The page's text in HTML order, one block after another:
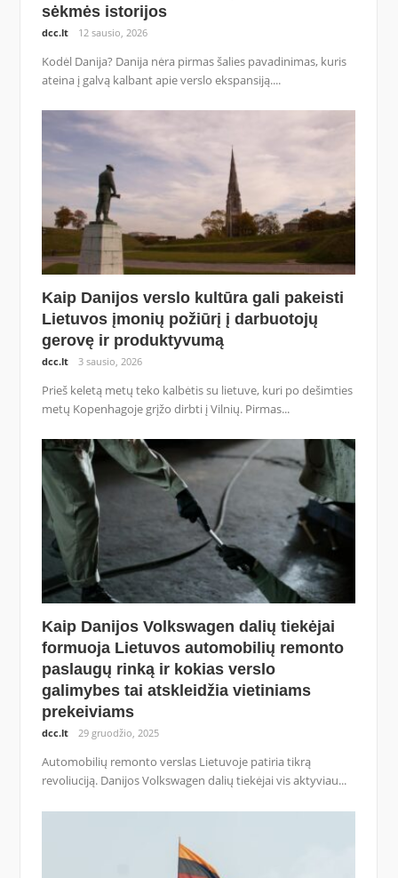
sėkmės istorijos
dcc.lt 12 sausio, 2026
Kodėl Danija? Danija nėra pirmas šalies pavadinimas, kuris
ateina į galvą kalbant apie verslo ekspansiją....
Kaip Danijos verslo kultūra gali pakeisti
Lietuvos įmonių požiūrį į darbuotojų
gerovę ir produktyvumą
dcc.lt 3 sausio, 2026
Prieš keletą metų teko kalbėtis su lietuve, kuri po dešimties
metų Kopenhagoje grįžo dirbti į Vilnių. Pirmas...
Kaip Danijos Volkswagen dalių tiekėjai
formuoja Lietuvos automobilių remonto
paslaugų rinką ir kokias verslo
galimybes tai atskleidžia vietiniams
prekeiviams
dcc.lt 29 gruodžio, 2025
Automobilių remonto verslas Lietuvoje patiria tikrą
revoliuciją. Danijos Volkswagen dalių tiekėjai vis aktyviau...